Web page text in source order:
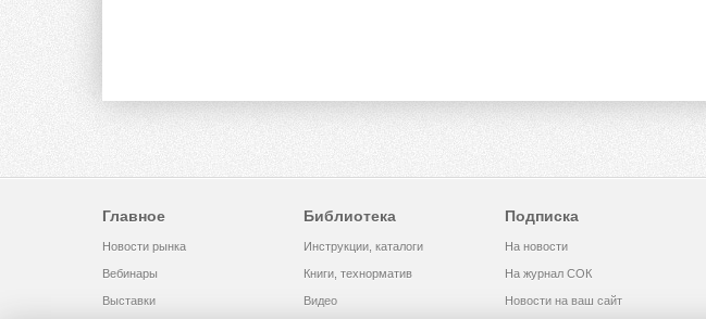
Главное
Новости рынка
Вебинары
Выставки
Библиотека
Инструкции, каталоги
Книги, технорматив
Видео
Подписка
На новости
На журнал СОК
Новости на ваш сайт